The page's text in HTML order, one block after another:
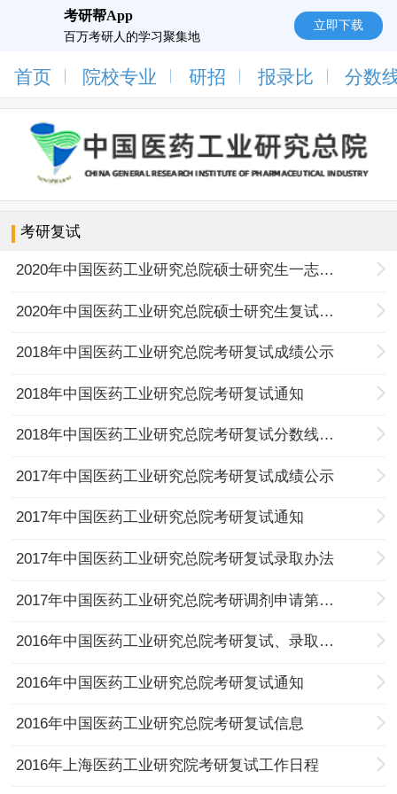
考研帮App
百万考研人的学习聚集地
立即下载
首页 院校专业 研招 报录比 分数
考研复试
2020年中国医药工业研究总院硕士研究生一志愿复试考生名单
2020年中国医药工业研究总院硕士研究生复试录取办法
2018年中国医药工业研究总院考研复试成绩公示
2018年中国医药工业研究总院考研复试通知
2018年中国医药工业研究总院考研复试分数线及复试录取办法
2017年中国医药工业研究总院考研复试成绩公示
2017年中国医药工业研究总院考研复试通知
2017年中国医药工业研究总院考研复试录取办法
2017年中国医药工业研究总院考研调剂申请第一轮截止的通知
2016年中国医药工业研究总院考研复试、录取工作办法
2016年中国医药工业研究总院考研复试通知
2016年中国医药工业研究总院考研复试信息
2016年上海医药工业研究院考研复试工作日程